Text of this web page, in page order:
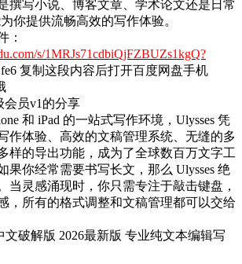
撰写小说、博客文章、学术论文还是日常
你提供流畅高效的写作体验。
：
s/1MRJs71cdbiQjFZBUZs1kgQ?
复制这段内容后打开百度网盘手机
会员v1的分享
和 iPad 的一站式写作环境，Ulysses 凭
作体验、高效的文稿管理系统、无缝的多
样的导出功能，成为了全球数百万文字工
果你经常需要书写长文，那么 Ulysses 绝
当灵感涌现时，你只需专注于敲击键盘，
，所有的格式调整和文稿管理都可以交给